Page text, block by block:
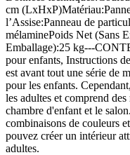
cm
l’Assise:Panneau de
mélaminePoids Net (Sans
Emballage):25 kg---
pour enfants, Instructions
est avant tout une série de
pour les enfants.
les adultes et comprend
chambre d'enfant et le
combinaisons de couleurs
pouvez créer un intérieur
adultes.